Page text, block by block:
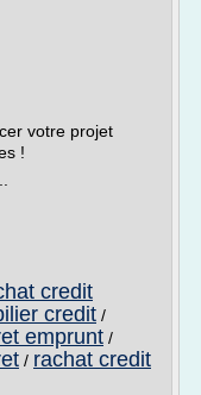
votre projet
!
credit
credit /
emprunt /
/ rachat credit